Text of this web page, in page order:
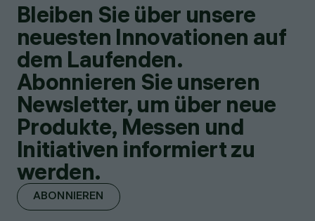
Bleiben Sie über unsere
neuesten Innovationen auf
dem Laufenden.
Abonnieren Sie unseren
Newsletter, um über neue
Produkte, Messen und
Initiativen informiert zu
werden.
ABONNIEREN